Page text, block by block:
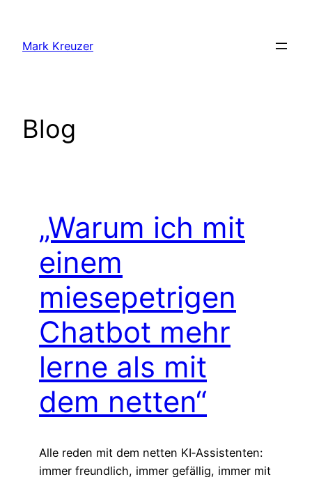
springen
Mark Kreuzer
Blog
„Warum ich mit
einem
miesepetrigen
Chatbot mehr
lerne als mit
dem netten“
Alle reden mit dem netten KI‑Assistenten:
immer freundlich, immer gefällig, immer mit